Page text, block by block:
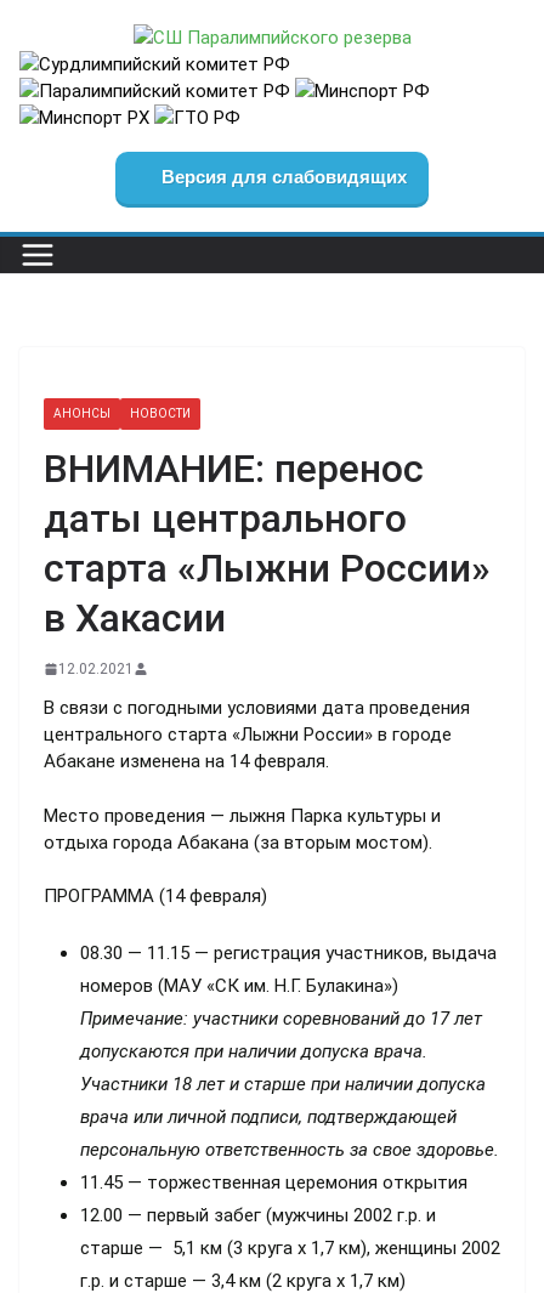
содержимому
Версия для слабовидящих
АНОНСЫ НОВОСТИ
ВНИМАНИЕ: перенос
даты центрального
старта «Лыжни России»
в Хакасии
12.02.2021
В связи с погодными условиями дата проведения
центрального старта «Лыжни России» в городе
Абакане изменена на 14 февраля.
Место проведения — лыжня Парка культуры и
отдыха города Абакана (за вторым мостом).
ПРОГРАММА (14 февраля)
08.30 — 11.15 — регистрация участников, выдача
номеров (МАУ «СК им. Н.Г. Булакина»)
Примечание: участники соревнований до 17 лет
допускаются при наличии допуска врача.
Участники 18 лет и старше при наличии допуска
врача или личной подписи, подтверждающей
персональную ответственность за свое здоровье.
11.45 — торжественная церемония открытия
12.00 — первый забег (мужчины 2002 г.р. и
старше — 5,1 км (3 круга х 1,7 км), женщины 2002
г.р. и старше — 3,4 км (2 круга х 1,7 км)